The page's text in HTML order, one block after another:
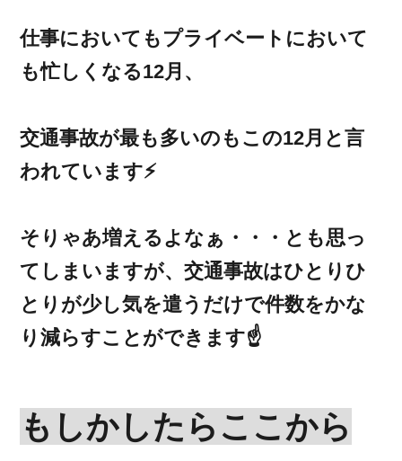
仕事においてもプライベートにおいて
も忙しくなる12月、
交通事故が最も多いのもこの12月と言
われています⚡️
そりゃあ増えるよなぁ・・・とも思っ
てしまいますが、交通事故はひとりひ
とりが少し気を遣うだけで件数をかな
り減らすことができます☝️
もしかしたらここから